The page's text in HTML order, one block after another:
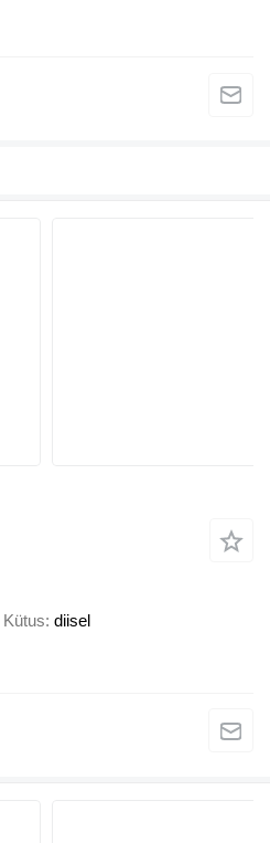
Kütus diisel